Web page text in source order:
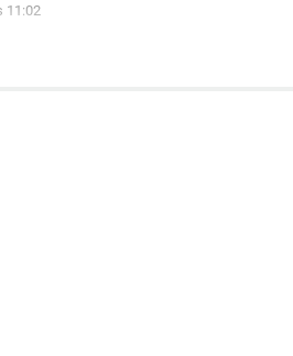
11:02